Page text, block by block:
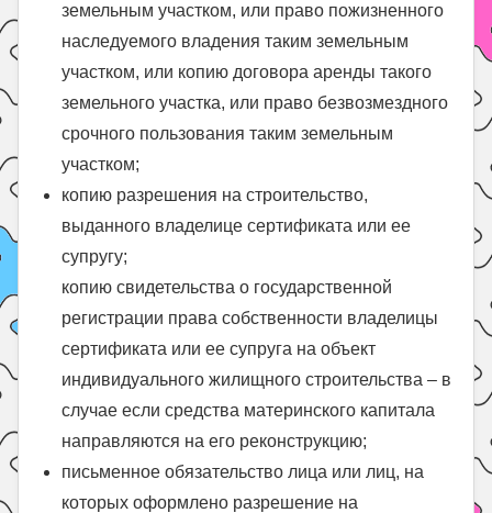
земельным участком, или право пожизненного
наследуемого владения таким земельным
участком, или копию договора аренды такого
земельного участка, или право безвозмездного
срочного пользования таким земельным
участком;
копию разрешения на строительство,
выданного владелице сертификата или ее
супругу;
копию свидетельства о государственной
регистрации права собственности владелицы
сертификата или ее супруга на объект
индивидуального жилищного строительства – в
случае если средства материнского капитала
направляются на его реконструкцию;
письменное обязательство лица или лиц, на
которых оформлено разрешение на